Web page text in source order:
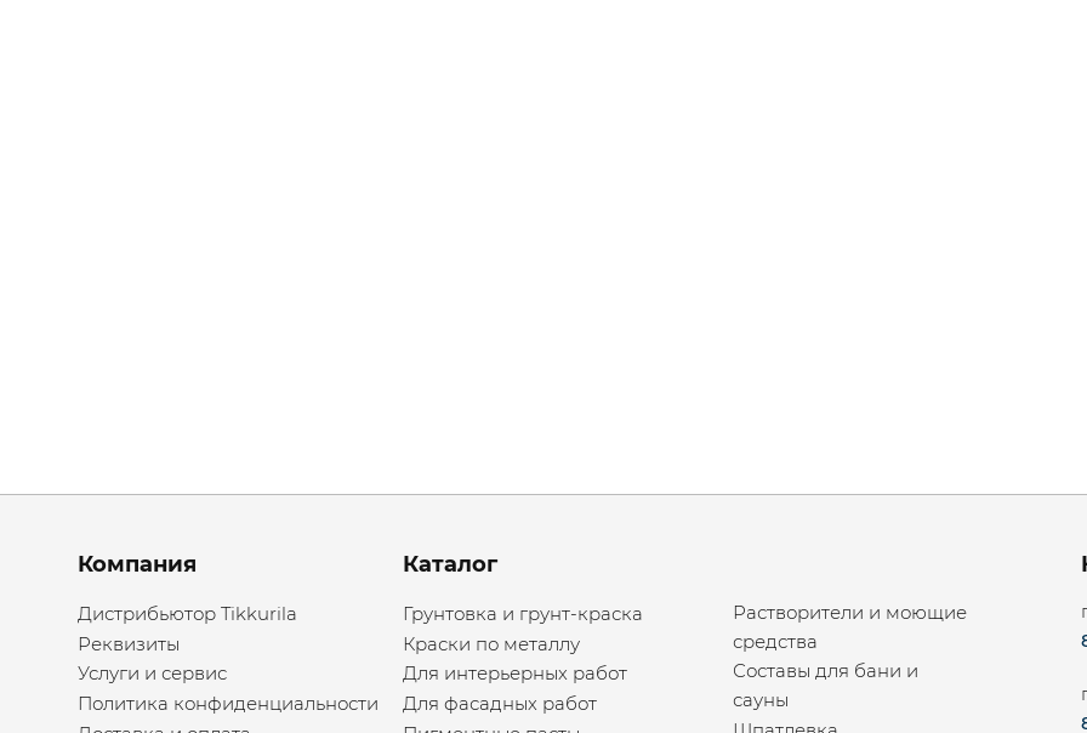
Menu footer
Компания
Дистрибьютор Tikkurila
Реквизиты
Услуги и сервис
Политика конфиденциальности
Каталог
Грунтовка и грунт-краска
Краски по металлу
Для интерьерных работ
Для фасадных работ
Растворители и моющие
средства
Составы для бани и
сауны